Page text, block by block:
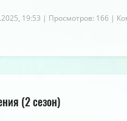
19:53 | Просмотров: 166 |
(2 сезон)